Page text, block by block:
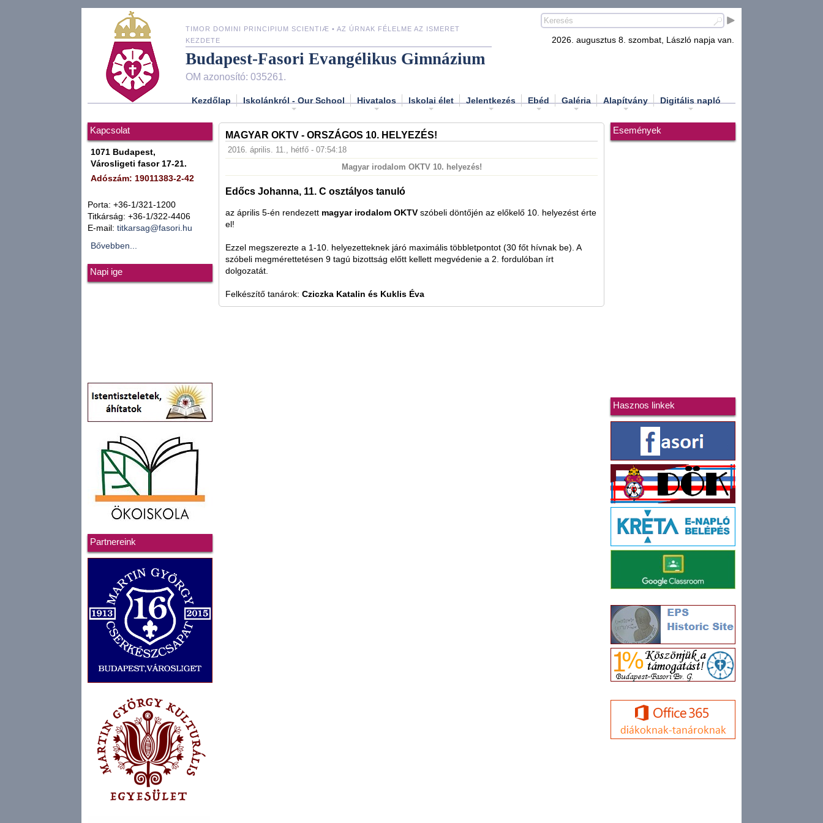
TIMOR DOMINI PRINCIPIUM SCIENTIÆ • AZ ÚRNAK FÉLELME AZ ISMERET
KEZDETE
Budapest-Fasori Evangélikus Gimnázium
OM azonosító: 035261.
2026. augusztus 8. szombat, László napja van.
Kezdőlap Iskolánkról - Our School Hivatalos Iskolai élet Jelentkezés Ebéd Galéria Alapítvány Digitális napló
Kapcsolat
1071 Budapest,
Városligeti fasor 17-21.
Adószám: 19011383-2-42
Porta: +36-1/321-1200
Titkárság: +36-1/322-4406
E-mail: titkarsag@fasori.hu
Bővebben...
Napi ige
Partnereink
MAGYAR OKTV - ORSZÁGOS 10. HELYEZÉS!
2016. április. 11., hétfő - 07:54:18
Magyar irodalom OKTV 10. helyezés!
Edőcs Johanna, 11. C osztályos tanuló
az április 5-én rendezett magyar irodalom OKTV szóbeli döntőjén az előkelő 10. helyezést érte
el!
Ezzel megszerezte a 1-10. helyezetteknek járó maximális többletpontot (30 főt hívnak be). A
szóbeli megmérettetésen 9 tagú bizottság előtt kellett megvédenie a 2. fordulóban írt
dolgozatát.
Felkészítő tanárok: Cziczka Katalin és Kuklis Éva
Események
Hasznos linkek